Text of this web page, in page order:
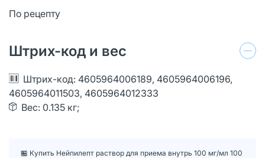
По рецепту
Штрих-код и вес
Штрих-код: 4605964006189, 4605964006196,
4605964011503, 4605964012333
Вес: 0.135 кг;
🏪 Купить Нейпилепт раствор для приема внутрь 100 мг/мл 100